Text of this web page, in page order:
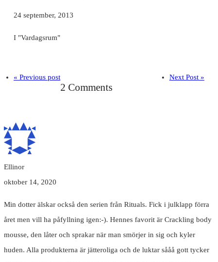
24 september, 2013
I "Vardagsrum"
« Previous post Next Post »
2 Comments
Ellinor
oktober 14, 2020
Min dotter älskar också den serien från Rituals. Fick i julklapp förra
året men vill ha påfyllning igen:-). Hennes favorit är Crackling body
mousse, den låter och sprakar när man smörjer in sig och kyler
huden. Alla produkterna är jätteroliga och de luktar sååå gott tycker